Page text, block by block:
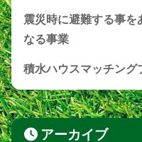
震災時に避難する事を
なる事業
積水ハウスマッチング
アーカイブ